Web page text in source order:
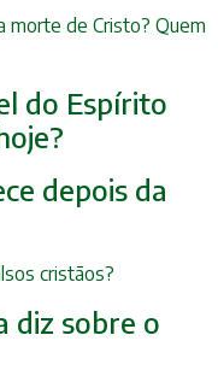
morte de Cristo? Quem
do Espírito
depois da
cristãos?
diz sobre o